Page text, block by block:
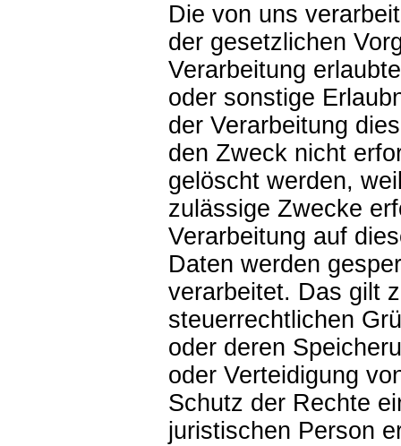
Die von uns
der gesetzlichen
Verarbeitung
oder sonstige
der Verarbeitung
den Zweck nicht
gelöscht werden,
zulässige Zwecke
Verarbeitung auf
Daten werden
verarbeitet. Das gilt
steuerrechtlichen
oder deren
oder Verteidigung
Schutz der Rechte
juristischen Person